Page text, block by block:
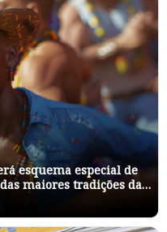
esquema especial de
maiores tradições da